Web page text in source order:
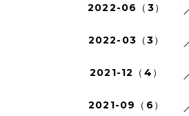
2022-06（3）
2022-03（3）
2021-12（4）
2021-09（6）